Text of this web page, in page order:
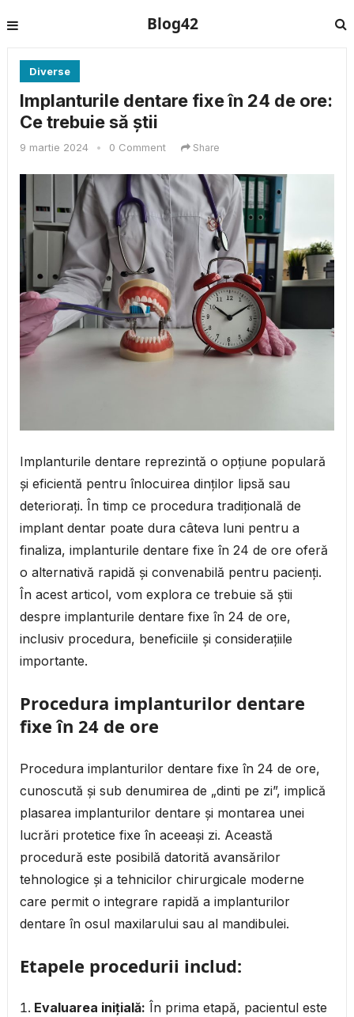
Blog42
Diverse
Implanturile dentare fixe în 24 de ore:
Ce trebuie să știi
9 martie 2024 • 0 Comment Share
Implanturile dentare reprezintă o opțiune populară
și eficientă pentru înlocuirea dinților lipsă sau
deteriorați. În timp ce procedura tradițională de
implant dentar poate dura câteva luni pentru a
finaliza, implanturile dentare fixe în 24 de ore oferă
o alternativă rapidă și convenabilă pentru pacienți.
În acest articol, vom explora ce trebuie să știi
despre implanturile dentare fixe în 24 de ore,
inclusiv procedura, beneficiile și considerațiile
importante.
Procedura implanturilor dentare
fixe în 24 de ore
Procedura implanturilor dentare fixe în 24 de ore,
cunoscută și sub denumirea de „dinti pe zi”, implică
plasarea implanturilor dentare și montarea unei
lucrări protetice fixe în aceeași zi. Această
procedură este posibilă datorită avansărilor
tehnologice și a tehnicilor chirurgicale moderne
care permit o integrare rapidă a implanturilor
dentare în osul maxilarului sau al mandibulei.
Etapele procedurii includ:
Evaluarea inițială: În prima etapă, pacientul este